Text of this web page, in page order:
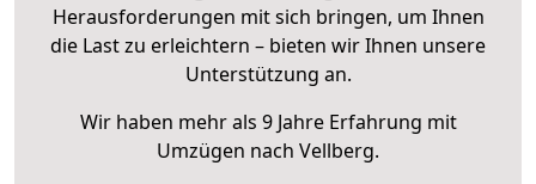
Herausforderungen mit sich bringen, um Ihnen
die Last zu erleichtern – bieten wir Ihnen unsere
Unterstützung an.
Wir haben mehr als 9 Jahre Erfahrung mit
Umzügen nach Vellberg.